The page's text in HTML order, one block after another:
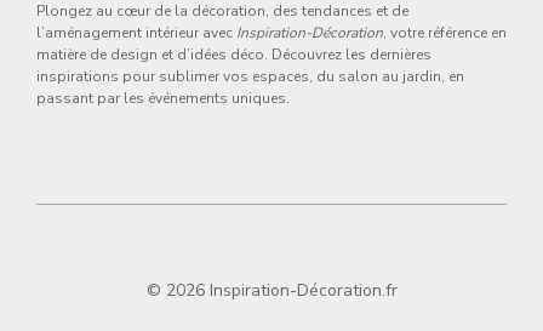
Plongez au cœur de la décoration, des tendances et de
l’aménagement intérieur avec Inspiration-Décoration, votre référence en
matière de design et d’idées déco. Découvrez les dernières
inspirations pour sublimer vos espaces, du salon au jardin, en
passant par les événements uniques.
© 2026 Inspiration-Décoration.fr